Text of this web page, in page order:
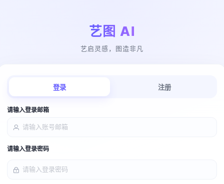
艺图 AI
艺启灵感，图造非凡
登录 注册
请输入登录邮箱
请输入登录密码